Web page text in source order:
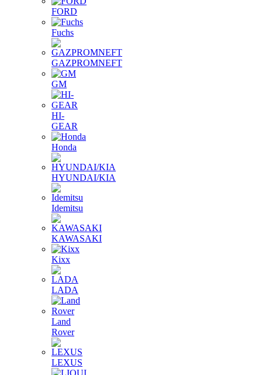
FORD
Fuchs
GAZPROMNEFT
GM
HI-
GEAR
Honda
HYUNDAI/KIA
Idemitsu
KAWASAKI
Kixx
LADA
Land
Rover
LEXUS